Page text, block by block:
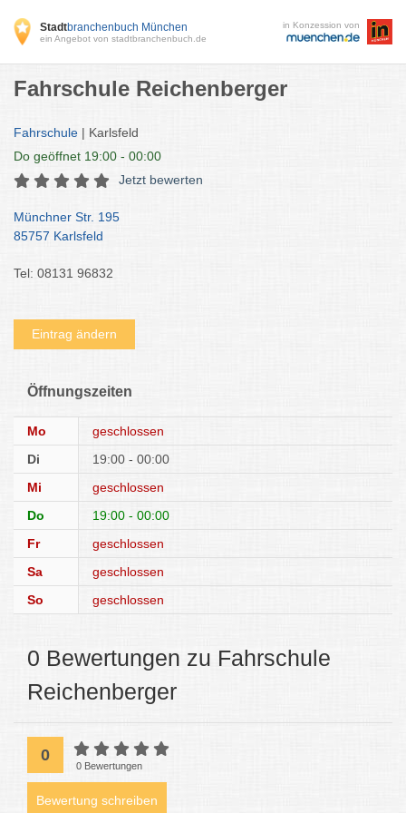
Stadtbranchenbuch München
ein Angebot von stadtbranchenbuch.de
in Konzession von
Fahrschule Reichenberger
Fahrschule | Karlsfeld
Do geöffnet 19:00 - 00:00
Jetzt bewerten
Münchner Str. 195
85757 Karlsfeld
Tel: 08131 96832
Eintrag ändern
Öffnungszeiten
Mo
geschlossen
Di
19:00 - 00:00
Mi
geschlossen
Do
19:00 - 00:00
Fr
geschlossen
Sa
geschlossen
So
geschlossen
0 Bewertungen zu Fahrschule
Reichenberger
0
0 Bewertungen
Bewertung schreiben